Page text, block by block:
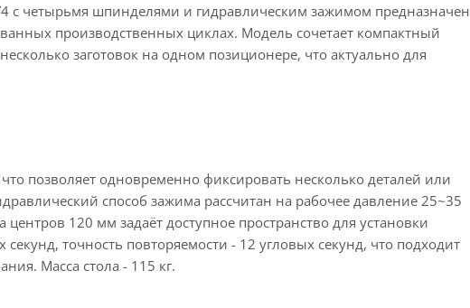
с четырьмя шпинделями и гидравлическим зажимом предназначен
производственных циклах. Модель сочетает компактный
заготовок на одном позиционере, что актуально для
позволяет одновременно фиксировать несколько деталей или
способ зажима рассчитан на рабочее давление 25~35
120 мм задаёт доступное пространство для установки
секунд, точность повторяемости - 12 угловых секунд, что подходит
Масса стола - 115 кг.